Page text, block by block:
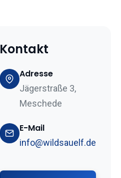
Kontakt
Adresse
Jägerstraße 3,
Meschede
E-Mail
info@wildsauelf.de